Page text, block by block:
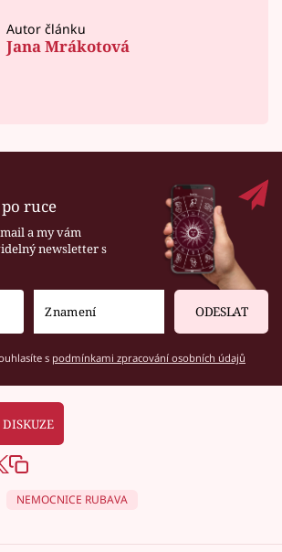
Autor článku
Jana Mrákotová
ruce
a my vám
newsletter s
ODESLAT
s podmínkami zpracování osobních údajů
NEMOCNICE RUBAVA